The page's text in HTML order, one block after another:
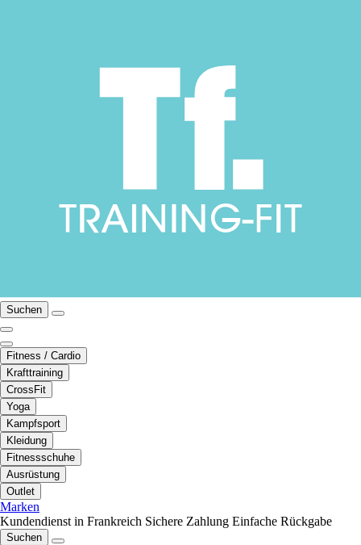
Suchen
Fitness / Cardio
Krafttraining
CrossFit
Yoga
Kampfsport
Kleidung
Fitnessschuhe
Ausrüstung
Outlet
Marken
Kundendienst in Frankreich Sichere Zahlung Einfache Rückgabe
Suchen